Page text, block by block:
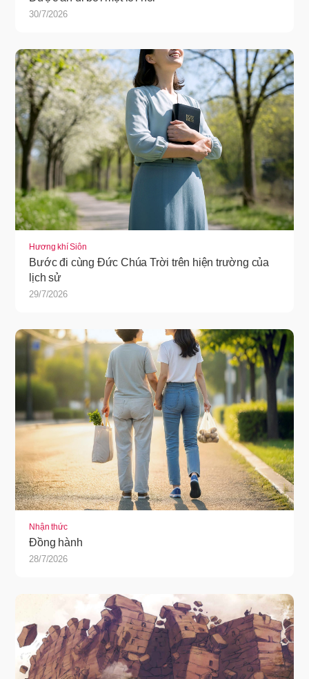
30/7/2026
Hương khí Siôn
Bước đi cùng Đức Chúa Trời trên hiện trường của
lịch sử
29/7/2026
Nhận thức
Đồng hành
28/7/2026